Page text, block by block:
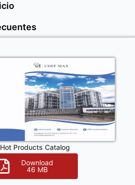
Products Catalog
Download
46 MB